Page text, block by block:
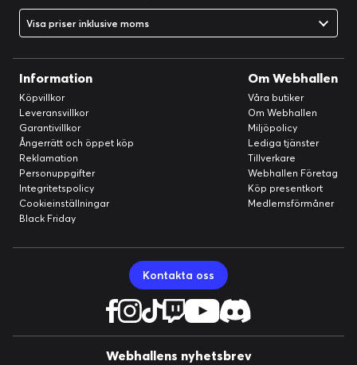
80 PLUS GULD-CERTIFIERAD
EFFEKTIVITET
Cooler Master Elite Gold 1000 uppnår över 90 %
effektivitet vid typiska belastningar, vilket bidrar till
att minska energislöseri och minimera
Visa priser inklusive moms
Information
Köpvillkor
Leveransvillkor
Garantivillkor
Ångerrätt och öppet köp
Reklamation
Personuppgifter
Integritetspolicy
Cookieinställningar
Black Friday
Om Webhallen
Våra butiker
Om Webhallen
Miljöpolicy
Lediga tjänster
Tillverkare
Webhallen Företag
Köp presentkort
Medlemsförmåner
Kontakta oss
Webhallens nyhetsbrev